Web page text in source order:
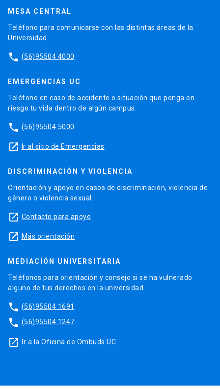
MESA CENTRAL
Teléfono para comunicarse con las distintas áreas de la
Universidad.
phone (56)95504 4000
EMERGENCIAS UC
Teléfono en caso de accidente o situación que ponga en
riesgo tu vida dentro de algún campus.
phone (56)95504 5000
launch Ir al sitio de Emergencias
DISCRIMINACIÓN Y VIOLENCIA
Orientación y apoyo en casos de discriminación, violencia de
género o violencia sexual.
launch Contacto para apoyo
launch Más orientación
MEDIACIÓN UNIVERSITARIA
Teléfonos para orientación y consejo si se ha vulnerado
alguno de tus derechos en la universidad.
phone (56)95504 1691
phone (56)95504 1247
launch Ir a la Oficina de Ombuds UC